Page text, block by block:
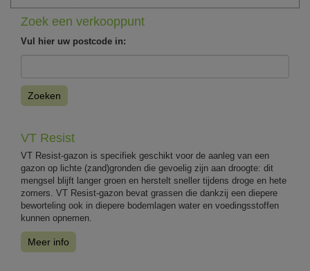
Zoek een verkooppunt
Vul hier uw postcode in:
Zoeken
VT Resist
VT Resist-gazon is specifiek geschikt voor de aanleg van een
gazon op lichte (zand)gronden die gevoelig zijn aan droogte: dit
mengsel blijft langer groen en herstelt sneller tijdens droge en hete
zomers. VT Resist-gazon bevat grassen die dankzij een diepere
beworteling ook in diepere bodemlagen water en voedingsstoffen
kunnen opnemen.
Meer info